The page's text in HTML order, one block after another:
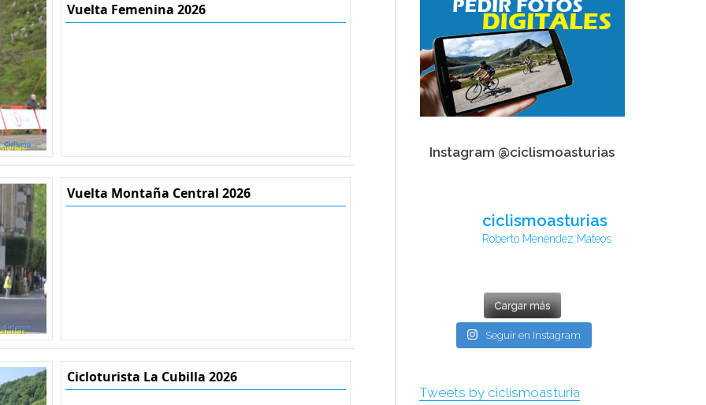
Vuelta Femenina 2026
Vuelta Montaña Central 2026
Cicloturista La Cubilla 2026
Instagram @ciclismoasturias
ciclismoasturias
Roberto Menéndez Mateos
Cargar más
Seguir en Instagram
Tweets by ciclismoasturia